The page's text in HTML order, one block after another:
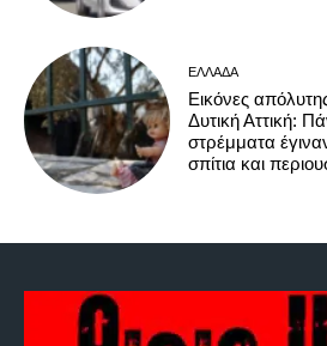
ΕΛΛΆΔΑ
Εικόνες
Δυτική Αττική:
στρέμματα
σπίτια και